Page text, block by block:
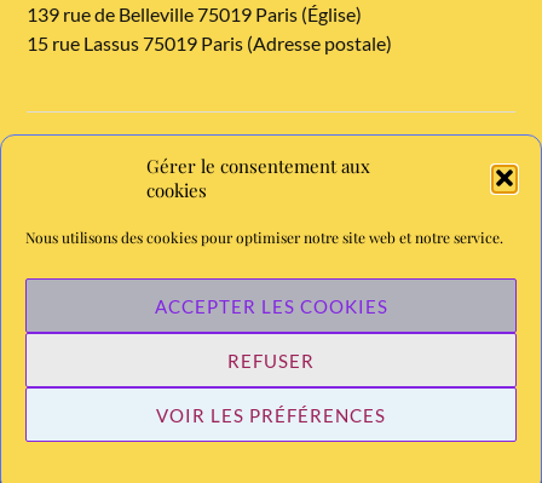
Gérer le consentement aux
cookies
Nous utilisons des cookies pour optimiser notre site web et notre service.
ACCEPTER LES COOKIES
REFUSER
VOIR LES PRÉFÉRENCES
139 rue de Belleville 75019 Paris (Église)
15 rue Lassus 75019 Paris (Adresse postale)
TELEPHONE ET METRO
Tél. : 01 42 08 54 54
FIÈREMENT PROPULSÉ PAR WORDPRESS &
ANDERS NORÉN